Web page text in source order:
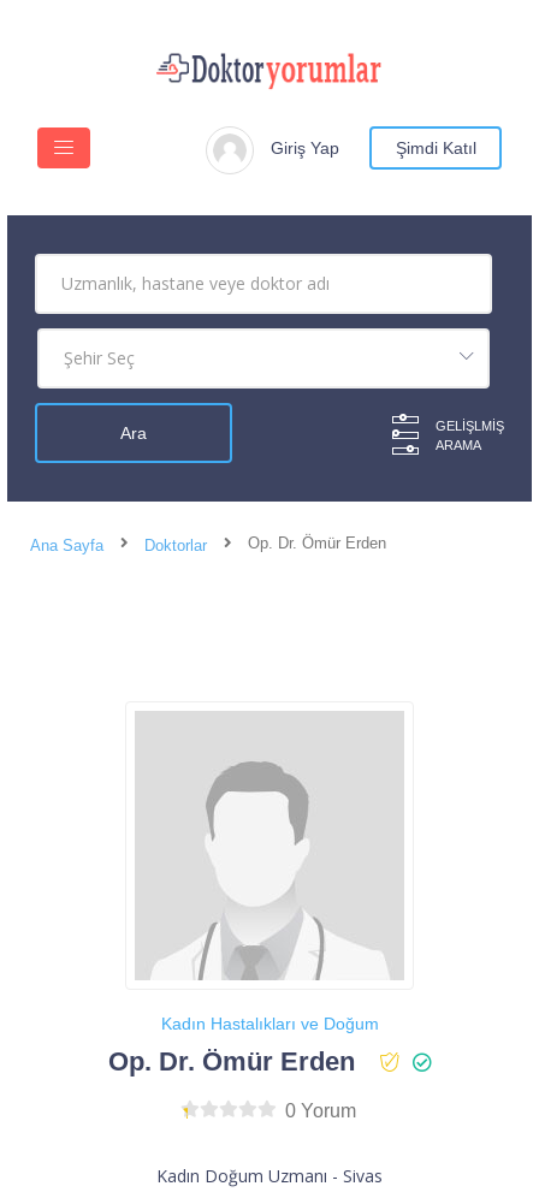
Giriş Yap Şimdi Katıl
GELIŞLMIŞ
ARAMA
Ana Sayfa Doktorlar Op. Dr. Ömür Erden
Kadın Hastalıkları ve Doğum
Op. Dr. Ömür Erden
0 Yorum
Kadın Doğum Uzmanı - Sivas